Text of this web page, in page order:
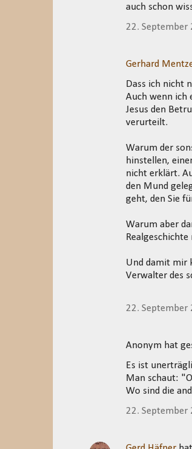
auch schon
22. September
Gerhard
Dass ich nicht
Auch wenn ich
Jesus den
verurteilt.
Warum der
hinstellen,
nicht erklärt.
den Mund
geht, den Sie
Warum aber
Realgeschichte
Und damit mir
Verwalter des
22. September
Anonym hat
Es ist
Man schaut:
Wo sind die
22. September